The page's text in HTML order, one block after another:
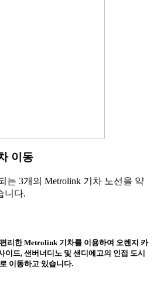
이동
는 3개의 Metrolink 기차 노선을 약
니다.
리한 Metrolink 기차를 이용하여 오렌지 카
이드, 샌버너디노 및 샌디에고의 인접 도시
이동하고 있습니다.